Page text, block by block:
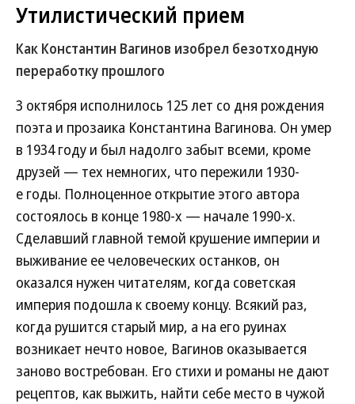
Утилистический прием
Как Константин Вагинов изобрел безотходную
переработку прошлого
3 октября исполнилось 125 лет со дня рождения
поэта и прозаика Константина Вагинова. Он умер
в 1934 году и был надолго забыт всеми, кроме
друзей — тех немногих, что пережили 1930-
е годы. Полноценное открытие этого автора
состоялось в конце 1980-х — начале 1990-х.
Сделавший главной темой крушение империи и
выживание ее человеческих останков, он
оказался нужен читателям, когда советская
империя подошла к своему концу. Всякий раз,
когда рушится старый мир, а на его руинах
возникает нечто новое, Вагинов оказывается
заново востребован. Его стихи и романы не дают
рецептов, как выжить, найти себе место в чужой